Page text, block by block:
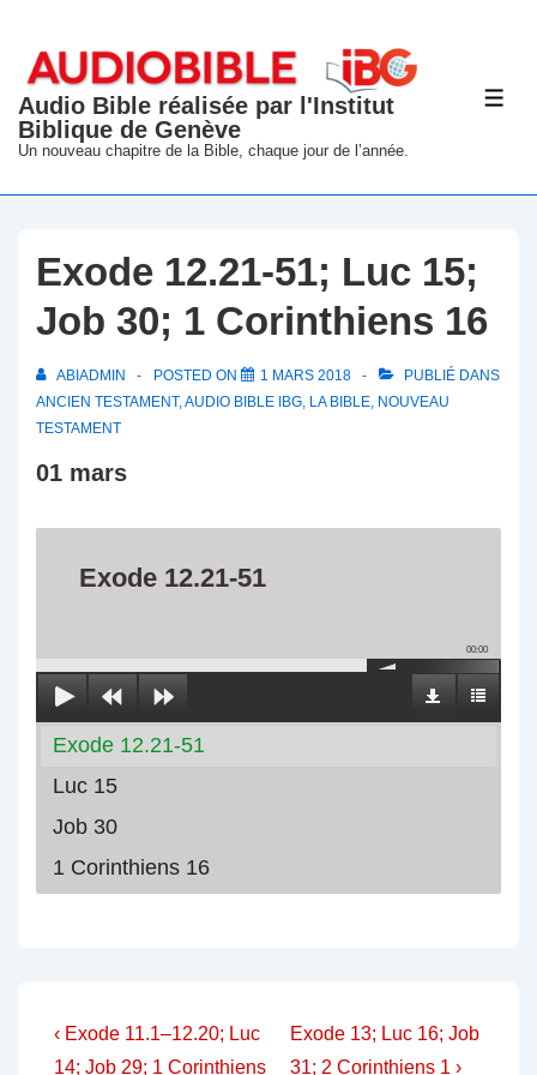
passer
contenu
principal
Audio Bible réalisée par l'Institut
Biblique de Genève
Un nouveau chapitre de la Bible, chaque jour de l’année.
Exode 12.21-51; Luc 15;
Job 30; 1 Corinthiens 16
ABIADMIN POSTED ON 1 MARS 2018
PUBLIÉ DANS
ANCIEN TESTAMENT,AUDIO BIBLE IBG, LA BIBLE, NOUVEAU
TESTAMENT
01 mars
Exode 12.21-51
00:00
Exode 12.21-51
Luc 15
Job 30
1 Corinthiens 16
Navigation
Previous
Post
‹ Exode 11.1–12.20; Luc
14; Job 29; 1 Corinthiens
Next
Post
Exode 13; Luc 16; Job
31; 2 Corinthiens 1 ›